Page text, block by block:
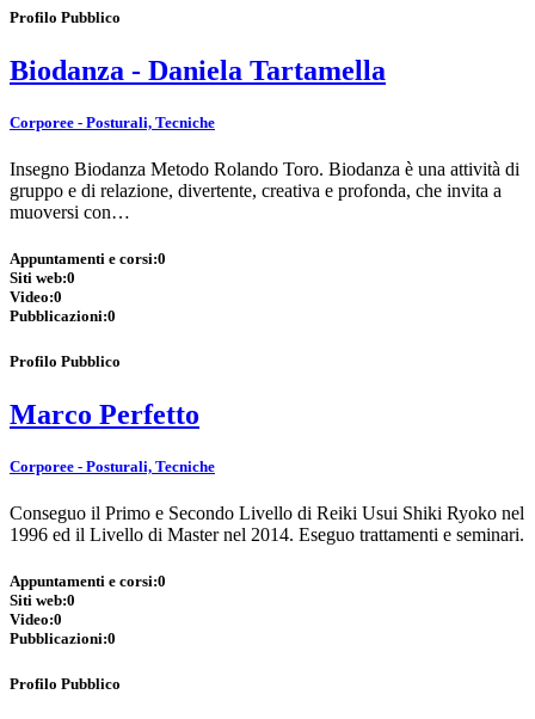
Profilo Pubblico
Biodanza - Daniela Tartamella
Corporee - Posturali, Tecniche
Insegno Biodanza Metodo Rolando Toro. Biodanza è una attività di
gruppo e di relazione, divertente, creativa e profonda, che invita a
muoversi con…
Appuntamenti e corsi:0
Siti web:0
Video:0
Pubblicazioni:0
Profilo Pubblico
Marco Perfetto
Corporee - Posturali, Tecniche
Conseguo il Primo e Secondo Livello di Reiki Usui Shiki Ryoko nel
1996 ed il Livello di Master nel 2014. Eseguo trattamenti e seminari.
Appuntamenti e corsi:0
Siti web:0
Video:0
Pubblicazioni:0
Profilo Pubblico